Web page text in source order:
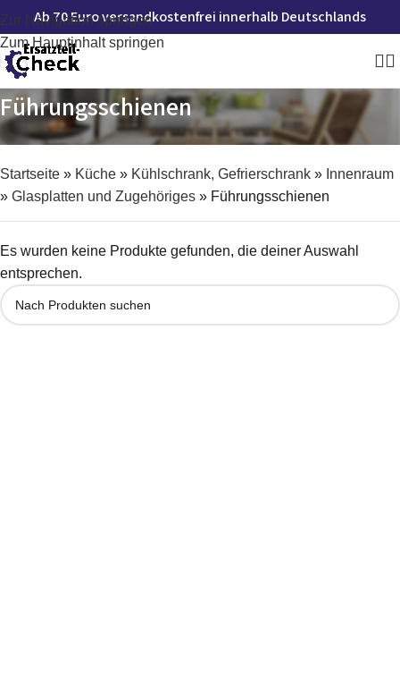
Zur Navigation springen
Zum Hauptinhalt springen
Ab 70 Euro versandkostenfrei innerhalb Deutschlands
Führungsschienen
Startseite » Küche » Kühlschrank, Gefrierschrank » Innenraum
» Glasplatten und Zugehöriges » Führungsschienen
Es wurden keine Produkte gefunden, die deiner Auswahl
entsprechen.